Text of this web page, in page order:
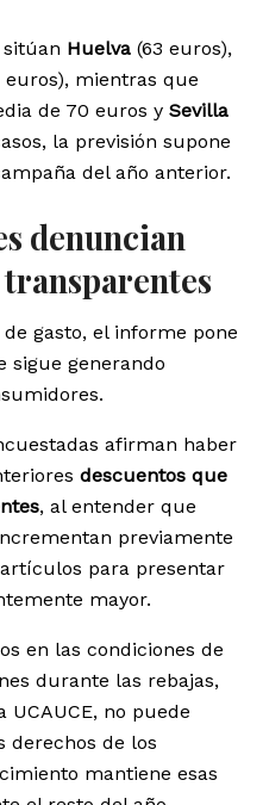
Huelva (63 euros),
euros), mientras que
de 70 euros y Sevilla
la previsión supone
del año anterior.
denuncian
gasto, el informe pone
sigue generando
afirman haber
descuentos que
, al entender que
previamente
para presentar
mayor.
en las condiciones de
durante las rebajas,
no puede
derechos de los
mantiene esas